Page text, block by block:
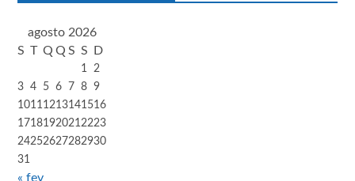
agosto 2026
S T Q Q S S D
1
2
3 4 5 6 7 8 9
1011 1213141516
1718192021 2223
24252627282930
31
« fev